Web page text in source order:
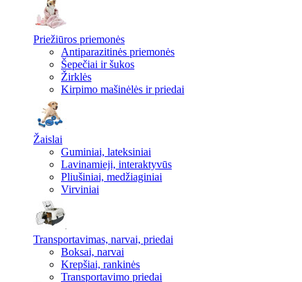
Priežiūros priemonės
Antiparazitinės priemonės
Šepečiai ir šukos
Žirklės
Kirpimo mašinėlės ir priedai
Žaislai
Guminiai, lateksiniai
Lavinamieji, interaktyvūs
Pliušiniai, medžiaginiai
Virviniai
Transportavimas, narvai, priedai
Boksai, narvai
Krepšiai, rankinės
Transportavimo priedai